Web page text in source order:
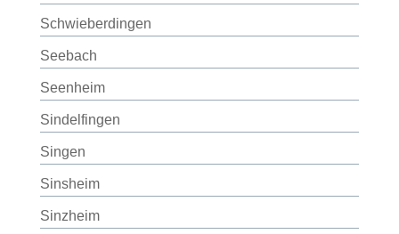
Schwieberdingen
Seebach
Seenheim
Sindelfingen
Singen
Sinsheim
Sinzheim